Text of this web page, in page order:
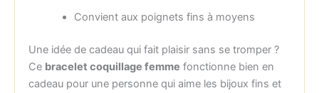
Convient aux poignets fins à moyens
Une idée de cadeau qui fait plaisir sans se tromper ?
Ce bracelet coquillage femme fonctionne bien en
cadeau pour une personne qui aime les bijoux fins et